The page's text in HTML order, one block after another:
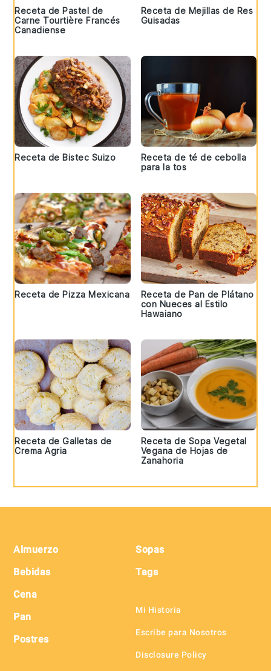
Receta de Pastel de
Carne Tourtière Francés
Canadiense
Receta de Mejillas de Res
Guisadas
Receta de Bistec Suizo
Receta de té de cebolla
para la tos
Receta de Pizza Mexicana
Receta de Pan de Plátano
con Nueces al Estilo
Hawaiano
Receta de Galletas de
Crema Agria
Receta de Sopa Vegetal
Vegana de Hojas de
Zanahoria
Almuerzo
Bebidas
Cena
Pan
Postres
Sopas
Tags
Mi Historia
Escribe para Nosotros
Disclosure Policy